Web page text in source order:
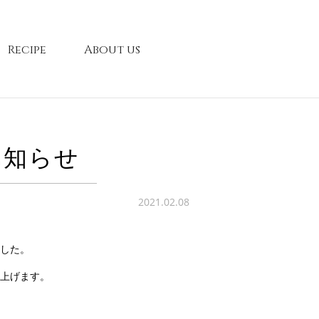
Recipe About us
らせ
2021.02.08
た。
げます。